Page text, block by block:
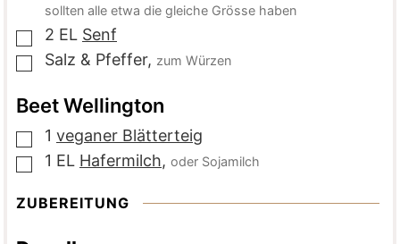
sollten alle etwa die gleiche Grösse haben
▢
2 EL Senf
▢
Salz & Pfeffer, zum Würzen
Beet Wellington
▢
1 veganer Blätterteig
▢
1 EL Hafermilch, oder Sojamilch
ZUBEREITUNG